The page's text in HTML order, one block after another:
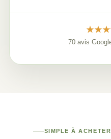
70 avis
SIMPLE À